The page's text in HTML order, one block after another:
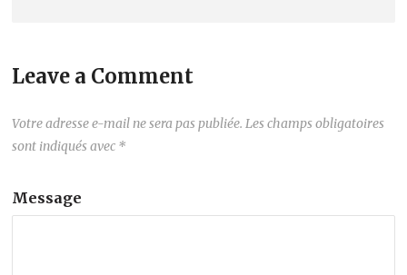
Leave a Comment
Votre adresse e-mail ne sera pas publiée. Les champs obligatoires
sont indiqués avec *
Message